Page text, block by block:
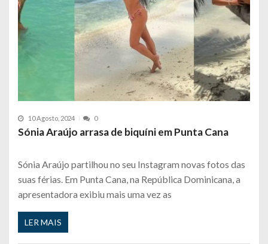
10 Agosto, 2024 0
Sónia Araújo arrasa de biquíni em Punta Cana
Sónia Araújo partilhou no seu Instagram novas fotos das
suas férias. Em Punta Cana, na República Dominicana, a
apresentadora exibiu mais uma vez as
LER MAIS